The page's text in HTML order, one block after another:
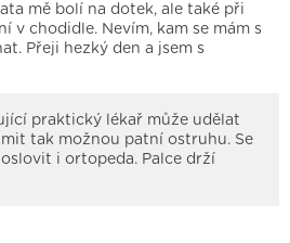
mě bolí na dotek, ale také při
v chodidle. Nevím, kam se mám s
Přeji hezký den a jsem s
praktický lékař může udělat
tak možnou patní ostruhu. Se
i ortopeda. Palce drží